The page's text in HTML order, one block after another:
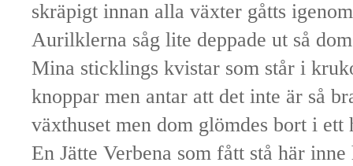
skräpigt innan alla växter gåtts
Aurilklerna såg lite deppade ut så
Mina sticklings kvistar som står i
knoppar men antar att det inte är så
växthuset men dom glömdes bort i
En Jätte Verbena som fått stå här